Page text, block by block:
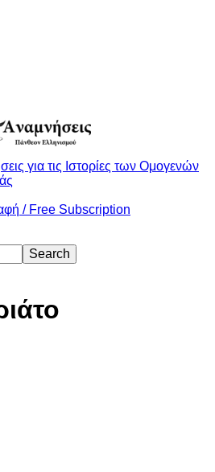
για τις Ιστορίες των Ομογενών
/ Free Subscription